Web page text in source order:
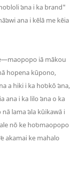
ʻana i ka brand"
ana i kēlā me kēia
iā mākou
nā hopena kūpono,
a hiki i ka hoʻokō ʻana,
ana i ka lilo ʻana o ka
lama ʻala kūikawā i
nō ke hoʻomaopopo
akamai ke mahalo